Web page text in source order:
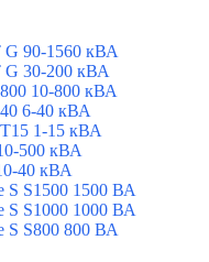
90-1560 кВА
30-200 кВА
10-800 кВА
6-40 кВА
1-15 кВА
500 кВА
40 кВА
S S1500 1500 ВА
S S1000 1000 ВА
S S800 800 ВА